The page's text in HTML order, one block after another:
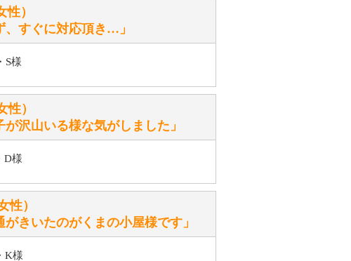
ます。
？
がいます。
イプを『グロウラー』といいます。
女性）
、すぐに対応頂き…」
女性）
沢山いる様な気がしました」
女性）
きいたのがくまの小屋様です」